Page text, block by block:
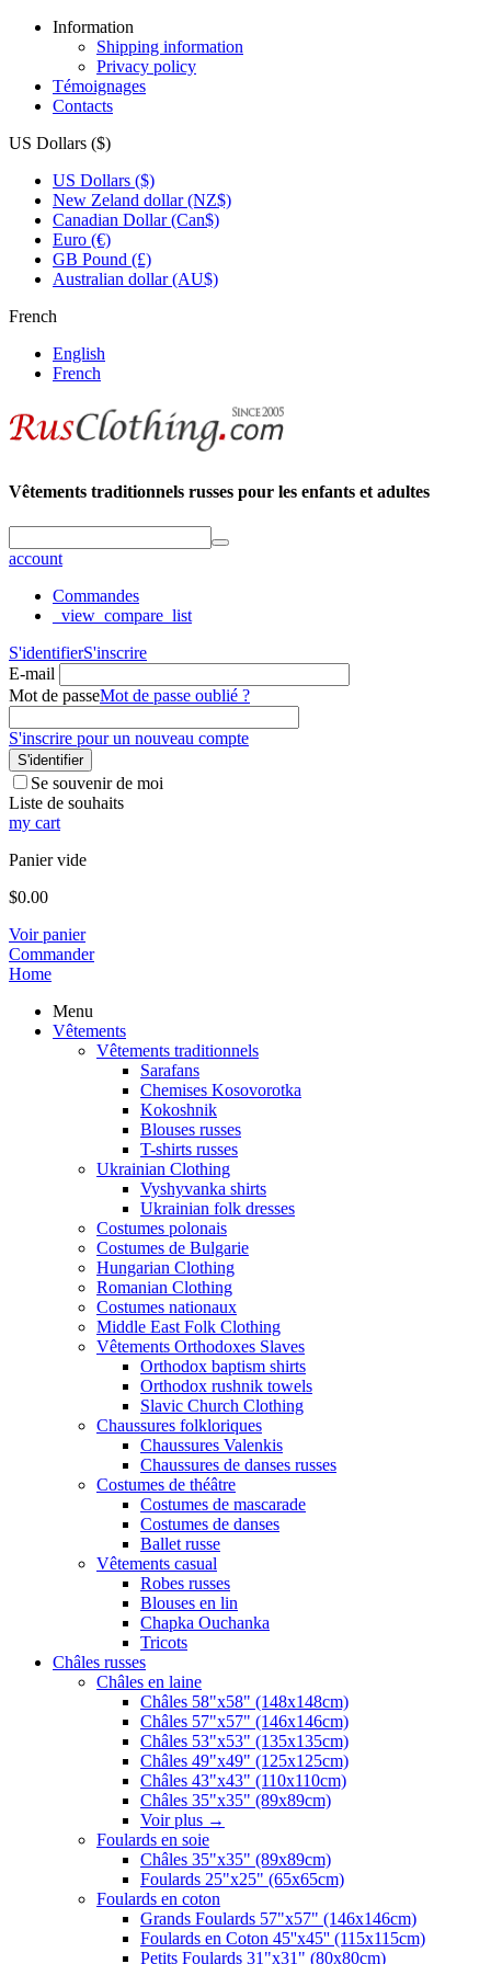
Information
Shipping information
Privacy policy
Témoignages
Contacts
US Dollars ($)
US Dollars ($)
New Zeland dollar (NZ$)
Canadian Dollar (Can$)
Euro (€)
GB Pound (£)
Australian dollar (AU$)
French
English
French
Vêtements traditionnels russes pour les enfants et adultes
account
Commandes
_view_compare_list
S'identifierS'inscrire
E-mail
Mot de passeMot de passe oublié ?
S'inscrire pour un nouveau compte
S'identifier
Se souvenir de moi
Liste de souhaits
my cart
Panier vide
$0.00
Voir panier
Commander
Home
Menu
Vêtements
Vêtements traditionnels
Sarafans
Chemises Kosovorotka
Kokoshnik
Blouses russes
T-shirts russes
Ukrainian Clothing
Vyshyvanka shirts
Ukrainian folk dresses
Costumes polonais
Costumes de Bulgarie
Hungarian Clothing
Romanian Clothing
Costumes nationaux
Middle East Folk Clothing
Vêtements Orthodoxes Slaves
Orthodox baptism shirts
Orthodox rushnik towels
Slavic Church Clothing
Chaussures folkloriques
Chaussures Valenkis
Chaussures de danses russes
Costumes de théâtre
Costumes de mascarade
Costumes de danses
Ballet russe
Vêtements casual
Robes russes
Blouses en lin
Chapka Ouchanka
Tricots
Châles russes
Châles en laine
Châles 58"x58" (148x148cm)
Châles 57"x57" (146x146cm)
Châles 53"x53" (135x135cm)
Châles 49"x49" (125x125cm)
Châles 43"x43" (110x110cm)
Châles 35"x35" (89x89cm)
Voir plus →
Foulards en soie
Châles 35"x35" (89x89cm)
Foulards 25"x25" (65x65cm)
Foulards en coton
Grands Foulards 57"x57" (146x146cm)
Foulards en Coton 45''x45'' (115x115cm)
Petits Foulards 31"x31" (80x80cm)